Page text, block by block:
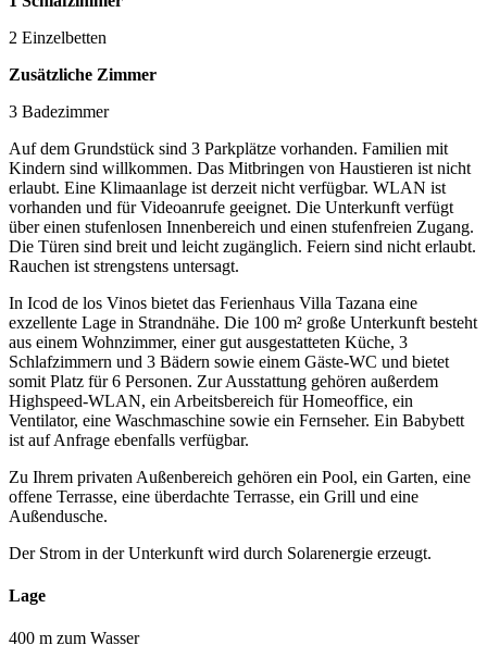
2 Einzelbetten
Zusätzliche Zimmer
3 Badezimmer
Auf dem Grundstück sind 3 Parkplätze vorhanden. Familien mit
Kindern sind willkommen. Das Mitbringen von Haustieren ist nicht
erlaubt. Eine Klimaanlage ist derzeit nicht verfügbar. WLAN ist
vorhanden und für Videoanrufe geeignet. Die Unterkunft verfügt
über einen stufenlosen Innenbereich und einen stufenfreien Zugang.
Die Türen sind breit und leicht zugänglich. Feiern sind nicht erlaubt.
Rauchen ist strengstens untersagt.
In Icod de los Vinos bietet das Ferienhaus Villa Tazana eine
exzellente Lage in Strandnähe. Die 100 m² große Unterkunft besteht
aus einem Wohnzimmer, einer gut ausgestatteten Küche, 3
Schlafzimmern und 3 Bädern sowie einem Gäste-WC und bietet
somit Platz für 6 Personen. Zur Ausstattung gehören außerdem
Highspeed-WLAN, ein Arbeitsbereich für Homeoffice, ein
Ventilator, eine Waschmaschine sowie ein Fernseher. Ein Babybett
ist auf Anfrage ebenfalls verfügbar.
Zu Ihrem privaten Außenbereich gehören ein Pool, ein Garten, eine
offene Terrasse, eine überdachte Terrasse, ein Grill und eine
Außendusche.
Der Strom in der Unterkunft wird durch Solarenergie erzeugt.
Lage
400 m zum Wasser